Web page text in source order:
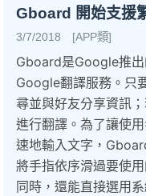
Gboard 開始支援
3/7/2018 [APP類]
Gboard是Google推
Google翻譯服務。只
尋並與好友分享資訊
進行翻譯。為了讓使
速地輸入文字，
將手指依序滑過要使
同時，還能直接選用